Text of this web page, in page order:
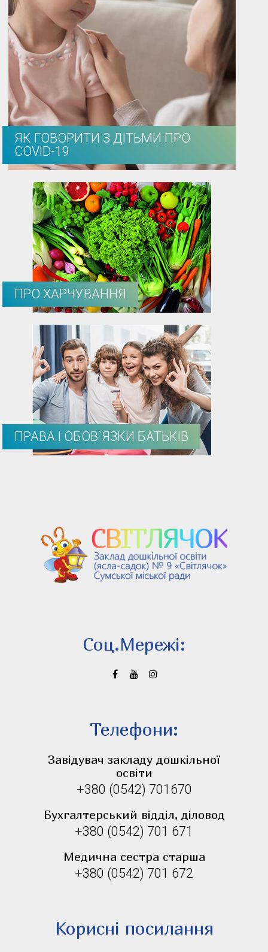
ЯК ГОВОРИТИ З ДІТЬМИ ПРО
COVID-19
ПРО ХАРЧУВАННЯ
ПРАВА І ОБОВ`ЯЗКИ БАТЬКІВ
Соц.Мережi:
Телефони:
Завідувач закладу дошкільної
освіти
+380 (0542) 701670
Бухгалтерський відділ, діловод
+380 (0542) 701 671
Медична сестра старша
+380 (0542) 701 672
Корисні посилання